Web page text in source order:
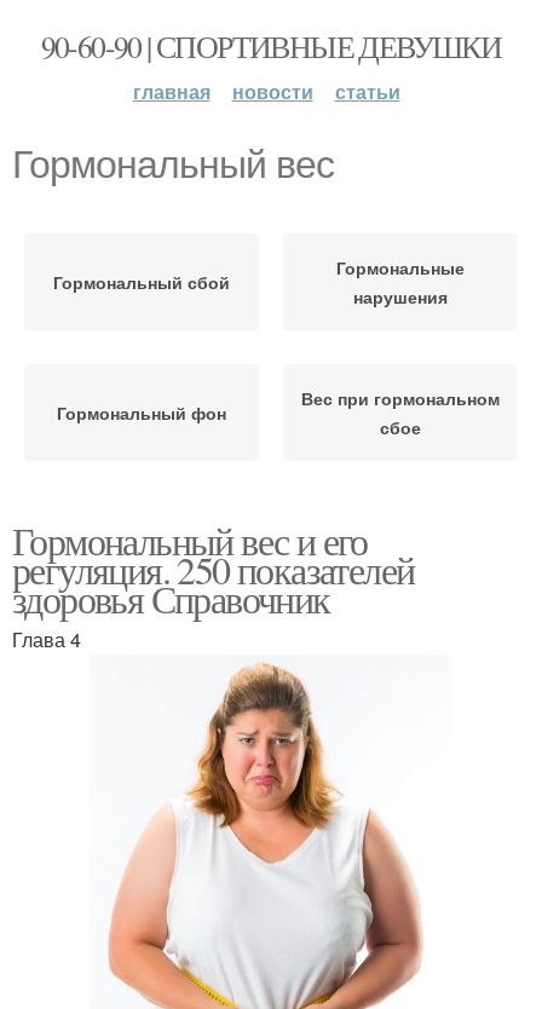
90-60-90 | СПОРТИВНЫЕ ДЕВУШКИ
главная новости статьи
Гормональный вес
Гормональный сбой
Гормональные
нарушения
Гормональный фон
Вес при гормональном
сбое
Гормональный вес и его
регуляция. 250 показателей
здоровья Справочник
Глава 4